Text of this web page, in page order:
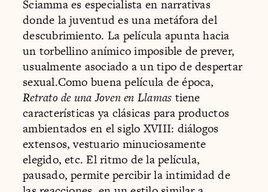
Sciamma es especialista en narrativas
donde la juventud es una metáfora del
descubrimiento. La película apunta hacia
un torbellino anímico imposible de prever,
usualmente asociado a un tipo de despertar
sexual.Como buena película de época,
Retrato de una Joven en Llamas tiene
características ya clásicas para productos
ambientados en el siglo XVIII: diálogos
extensos, vestuario minuciosamente
elegido, etc. El ritmo de la película,
pausado, permite percibir la intimidad de